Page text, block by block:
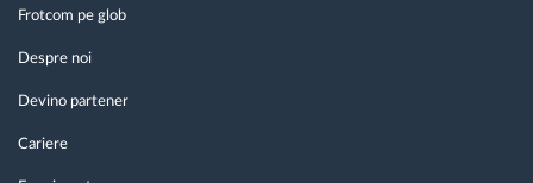
Frotcom pe glob
Despre noi
Devino partener
Cariere